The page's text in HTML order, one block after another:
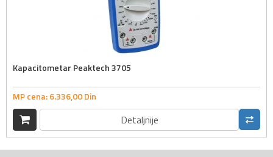
Kapacitometar Peaktech 3705
MP cena:6.336,00Din
Detaljnije